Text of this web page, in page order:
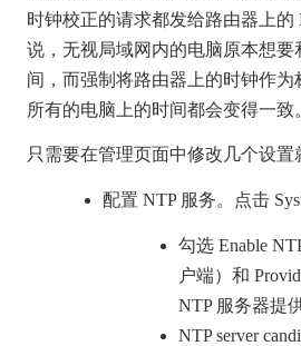
时钟校正的请求都发给路由器上的
说，无视局域网内的电脑原本想要
间，而强制将路由器上的时钟作
所有的电脑上的时间都会变得一致
只需要在管理页面中修改几个设置
配置 NTP 服务。点击
勾选 Enable
户端）和
NTP 服务器提
NTP server